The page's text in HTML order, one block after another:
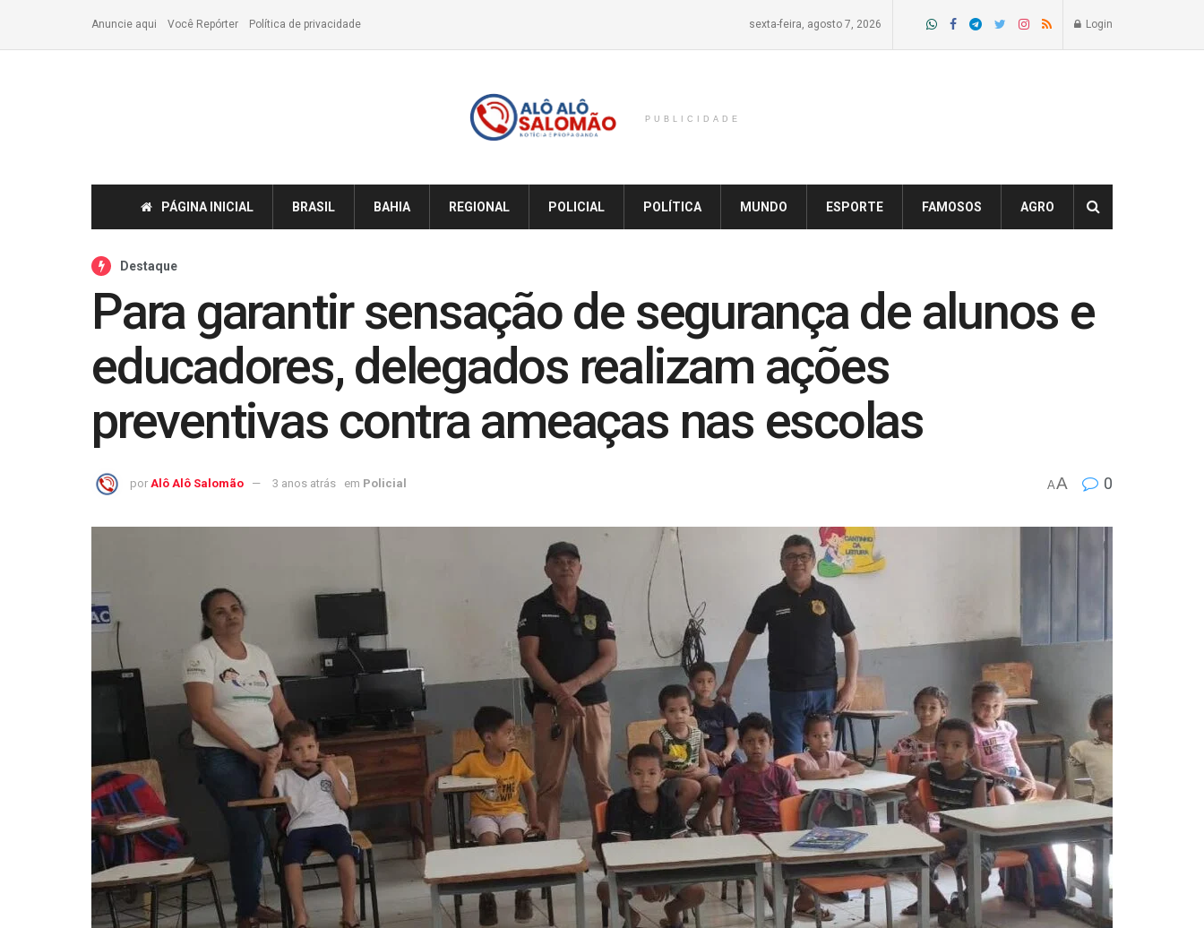
Anuncie aqui Você Repórter Política de privacidade sexta-feira, agosto 7, 2026 Login
PUBLICIDADE
PÁGINA INICIAL BRASIL BAHIA REGIONAL POLICIAL POLÍTICA MUNDO ESPORTE FAMOSOS AGRO
Destaque
Para garantir sensação de segurança de alunos e
educadores, delegados realizam ações
preventivas contra ameaças nas escolas
por Alô Alô Salomão 3 anos atrás em Policial AA 0